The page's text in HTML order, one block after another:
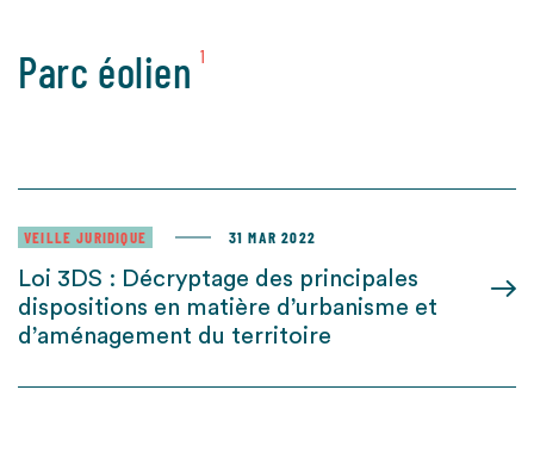
Parc éolien 1
VEILLE JURIDIQUE 31 MAR 2022
Loi 3DS : Décryptage des principales
dispositions en matière d’urbanisme et
d’aménagement du territoire